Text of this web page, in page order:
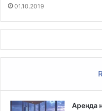
01.10.2019
Аренда